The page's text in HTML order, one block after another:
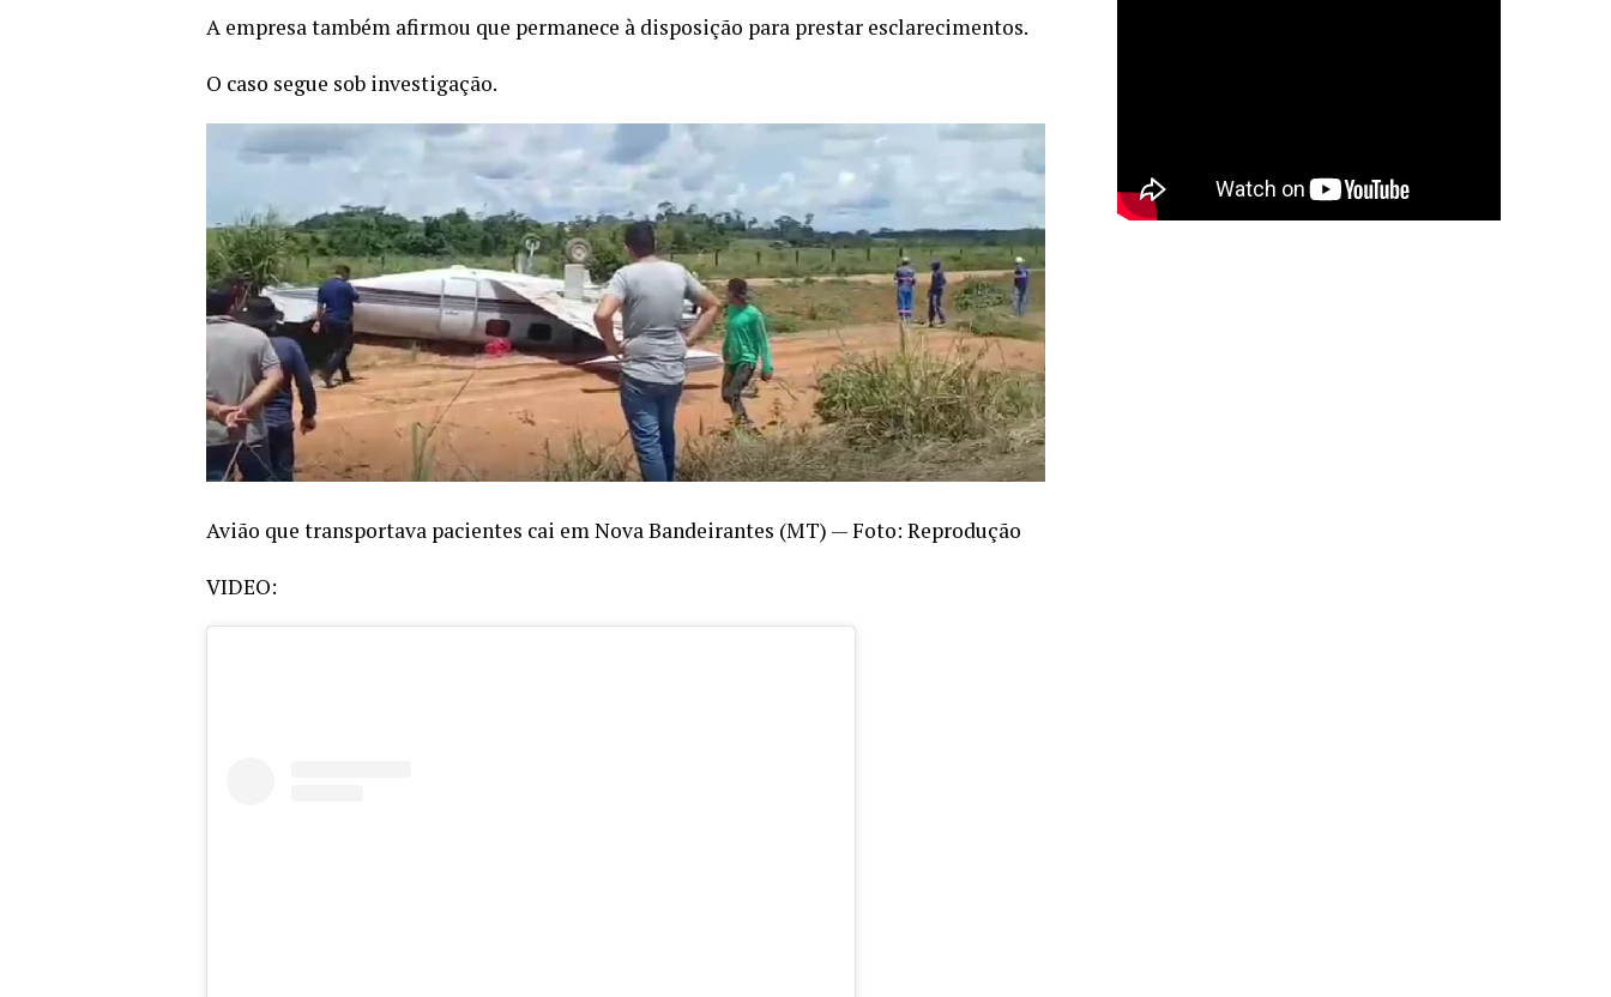
A empresa também afirmou que permanece à disposição para prestar esclarecimentos.
O caso segue sob investigação.
Avião que transportava pacientes cai em Nova Bandeirantes (MT) — Foto: Reprodução
VIDEO: